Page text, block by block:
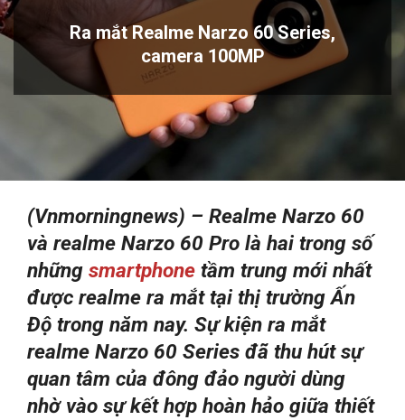
Ra mắt Realme Narzo 60 Series,
camera 100MP
(Vnmorningnews) – Realme Narzo 60
và realme Narzo 60 Pro là hai trong số
những smartphone tầm trung mới nhất
được realme ra mắt tại thị trường Ấn
Độ trong năm nay. Sự kiện ra mắt
realme Narzo 60 Series đã thu hút sự
quan tâm của đông đảo người dùng
nhờ vào sự kết hợp hoàn hảo giữa thiết